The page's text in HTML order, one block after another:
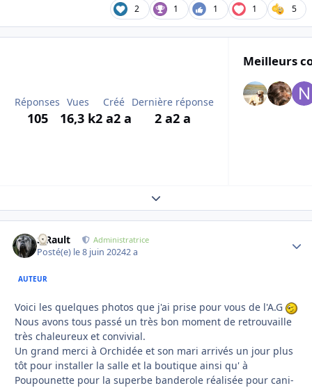
2 1 1 1 5
Réponses
105
Vues
16,3 k
Créé
2 a2 a
Dernière réponse
2 a2 a
Meilleurs
Expand topic overview
S.Rault Administratrice
Posté(e) le 8 juin 20242 a
AUTEUR
Voici les quelques photos que j'ai prise pour vous de l'A.G
Nous avons tous passé un très bon moment de retrouvaille
très chaleureux et convivial.
Un grand merci à Orchidée et son mari arrivés un jour plus
tôt pour installer la salle et la boutique ainsi qu' à
Poupounette pour la superbe banderole réalisée pour cani-